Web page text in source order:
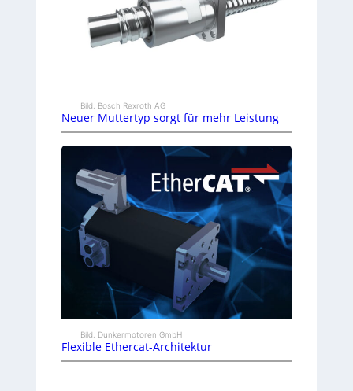
Bild: Bosch Rexroth AG
Neuer Muttertyp sorgt für mehr Leistung
Bild: Dunkermotoren GmbH
Flexible Ethercat-Architektur